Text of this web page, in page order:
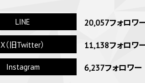
LINE 20,057フォロワ
X（旧Twitter） 11,138フォロワ
Instagram 6,237フォロワー